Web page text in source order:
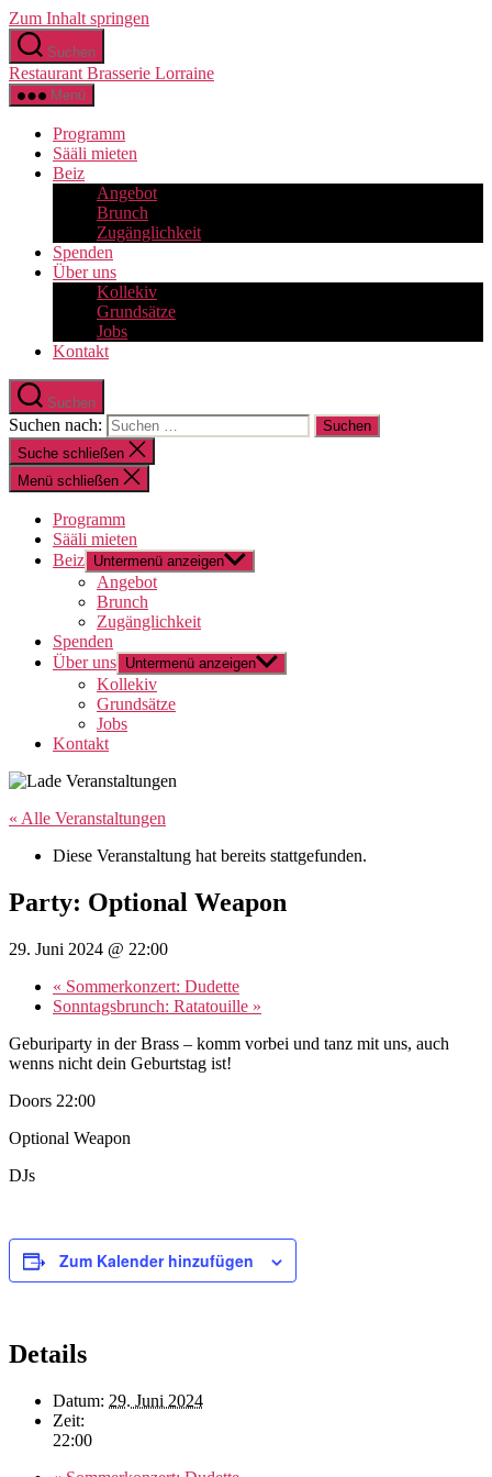
Zum Inhalt springen
Suchen
Restaurant Brasserie Lorraine
Menü
Programm
Sääli mieten
Beiz
Angebot
Brunch
Zugänglichkeit
Spenden
Über uns
Kollekiv
Grundsätze
Jobs
Kontakt
Suchen
Suchen nach:
Suche schließen
Menü schließen
Programm
Sääli mieten
Beiz Untermenü anzeigen
Angebot
Brunch
Zugänglichkeit
Spenden
Über uns Untermenü anzeigen
Kollekiv
Grundsätze
Jobs
Kontakt
« Alle Veranstaltungen
Diese Veranstaltung hat bereits stattgefunden.
Party: Optional Weapon
29. Juni 2024 @ 22:00
« Sommerkonzert: Dudette
Sonntagsbrunch: Ratatouille »
Geburiparty in der Brass – komm vorbei und tanz mit uns, auch
wenns nicht dein Geburtstag ist!
Doors 22:00
Optional Weapon
DJs
Zum Kalender hinzufügen
Details
Datum: 29. Juni 2024
Zeit:
22:00